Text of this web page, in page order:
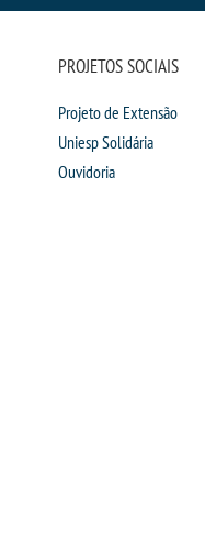
PROJETOS SOCIAIS
Projeto de Extensão
Uniesp Solidária
Ouvidoria